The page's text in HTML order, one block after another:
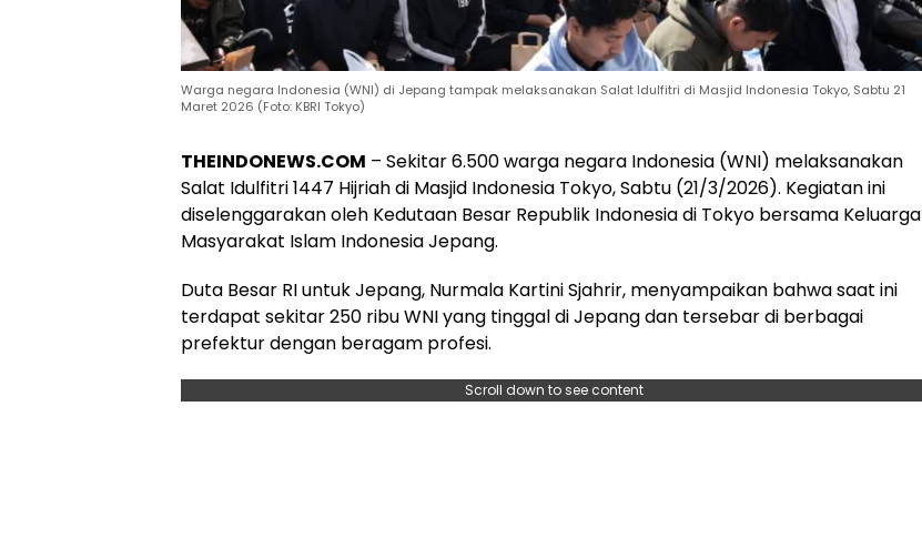
Warga negara Indonesia (WNI) di Jepang tampak melaksanakan Salat Idulfitri di Masjid Indonesia Tokyo, Sabtu 21
Maret 2026 (Foto: KBRI Tokyo)
THEINDONEWS.COM – Sekitar 6.500 warga negara Indonesia (WNI) melaksanakan
Salat Idulfitri 1447 Hijriah di Masjid Indonesia Tokyo, Sabtu (21/3/2026). Kegiatan ini
diselenggarakan oleh Kedutaan Besar Republik Indonesia di Tokyo bersama Keluarga
Masyarakat Islam Indonesia Jepang.
Duta Besar RI untuk Jepang, Nurmala Kartini Sjahrir, menyampaikan bahwa saat ini
terdapat sekitar 250 ribu WNI yang tinggal di Jepang dan tersebar di berbagai
prefektur dengan beragam profesi.
Scroll down to see content